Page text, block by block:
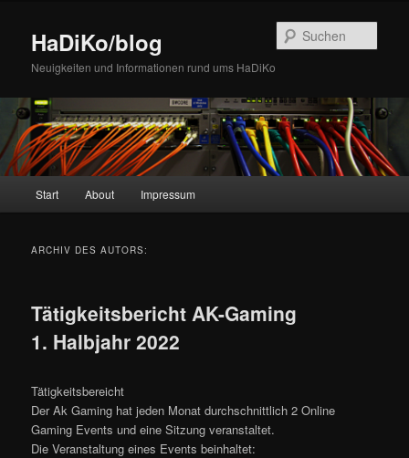
wechseln
wechseln
HaDiKo/blog
Neuigkeiten und Informationen rund ums HaDiKo
Start About Impressum
ARCHIV DES AUTORS:
Tätigkeitsbericht AK-Gaming
1. Halbjahr 2022
Tätigkeitsbereicht
Der Ak Gaming hat jeden Monat durchschnittlich 2 Online
Gaming Events und eine Sitzung veranstaltet.
Die Veranstaltung eines Events beinhaltet: